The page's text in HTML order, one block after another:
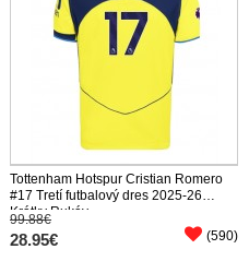
Tottenham Hotspur Cristian Romero
#17 Tretí futbalový dres 2025-26
Krátky Rukáv
99.88€
28.95€ (590)